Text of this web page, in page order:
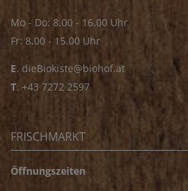
Mo - Do: 8.00 - 16.00 Uhr
Fr: 8.00 - 15.00 Uhr
E. dieBiokiste@biohof.at
T. +43 7272 2597
FRISCHMARKT
Öffnungszeiten